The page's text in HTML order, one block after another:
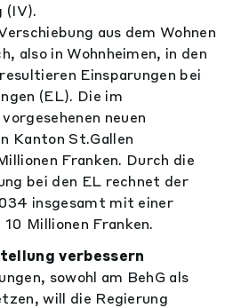
(IV).
aus dem Wohnen
also in Wohnheimen, in den
Einsparungen bei
(EL). Die im
neuen
Kanton St.Gallen
Franken. Durch die
bei den EL rechnet der
insgesamt mit einer
Millionen Franken.
verbessern
sowohl am BehG als
will die Regierung